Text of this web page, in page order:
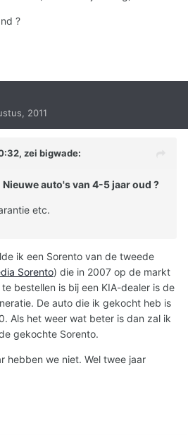
?
2011
zei bigwade:
Nieuwe auto's van 4-5 jaar oud ?
etc.
ik een Sorento van de tweede
Sorento) die in 2007 op de markt
bestellen is bij een KIA-dealer is de
De auto die ik gekocht heb is
Als het weer wat beter is dan zal ik
gekochte Sorento.
hebben we niet. Wel twee jaar